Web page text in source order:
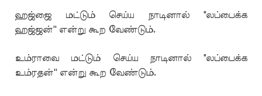
ஹஜ்ஜை மட்டும் செய்ய நாடினால் "லப்பைக்க
ஹஜ்ஜன்'' என்று கூற வேண்டும்.
உம்ராவை மட்டும் செய்ய நாடினால் "லப்பைக்க
உம்ரதன்'' என்று கூற வேண்டும்.